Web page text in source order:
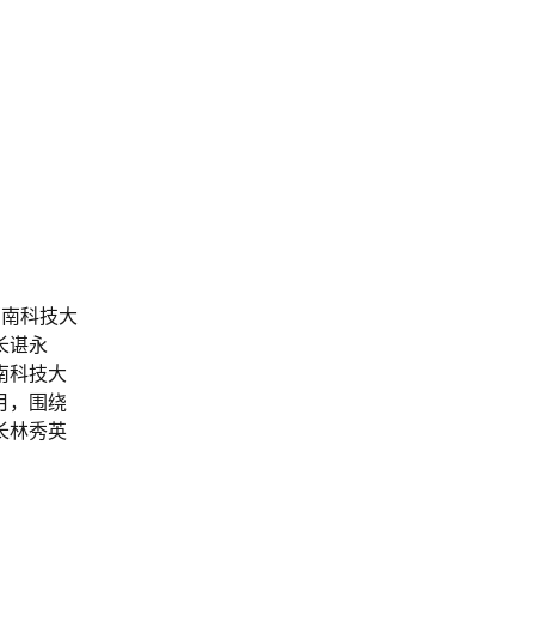
科技大
谌永
科技大
，围绕
林秀英